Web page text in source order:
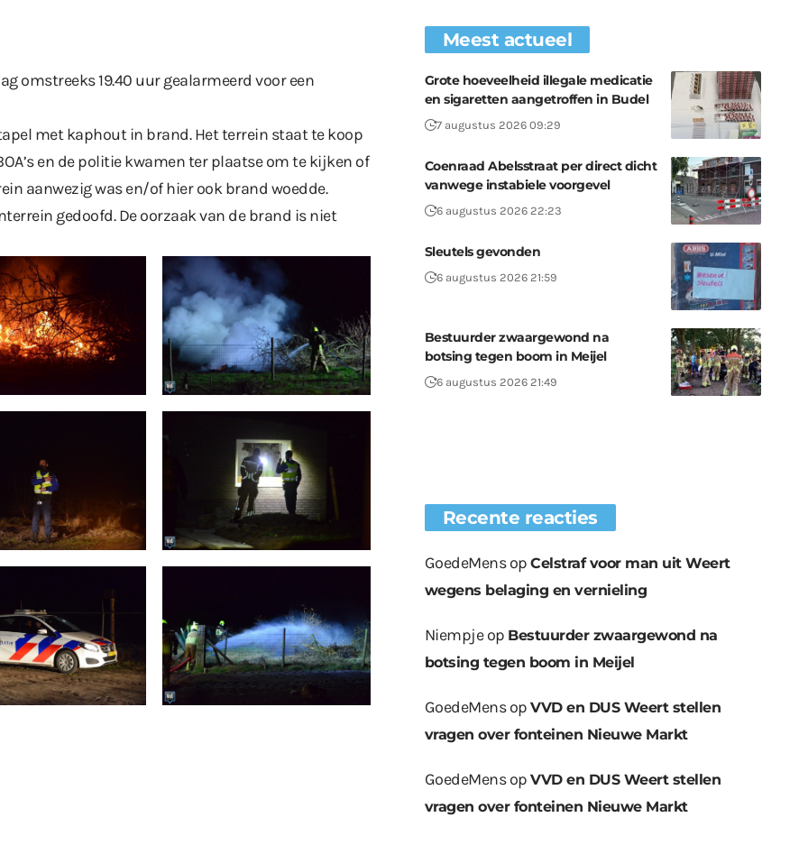
omstreeks 19.40 uur gealarmeerd voor een
met kaphout in brand. Het terrein staat te koop
en de politie kwamen ter plaatse om te kijken of
aanwezig was en/of hier ook brand woedde.
gedoofd. De oorzaak van de brand is niet
Meest actueel
Grote hoeveelheid illegale medicatie
en sigaretten aangetroffen in Budel
7 augustus 2026 09:29
Coenraad Abelsstraat per direct dicht
vanwege instabiele voorgevel
6 augustus 2026 22:23
Sleutels gevonden
6 augustus 2026 21:59
Bestuurder zwaargewond na
botsing tegen boom in Meijel
6 augustus 2026 21:49
Recente reacties
GoedeMensopCelstraf voor man uit Weert
wegens belaging en vernieling
Niempjeop Bestuurder zwaargewond na
botsing tegen boom in Meijel
GoedeMensopVVD en DUS Weert stellen
vragen over fonteinen Nieuwe Markt
GoedeMensopVVD en DUS Weert stellen
vragen over fonteinen Nieuwe Markt